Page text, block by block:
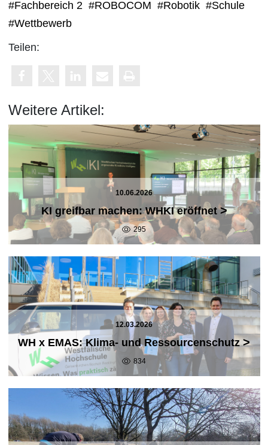
#Fachbereich 2 #ROBOCOM #Robotik #Schule
#Wettbewerb
Teilen:
Weitere Artikel:
10.06.2026
KI greifbar machen: WHKI eröffnet>
295
12.03.2026
WH x EMAS: Klima- und Ressourcenschutz>
834